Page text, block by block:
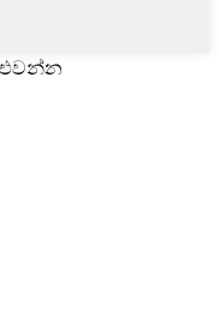
එවන්න